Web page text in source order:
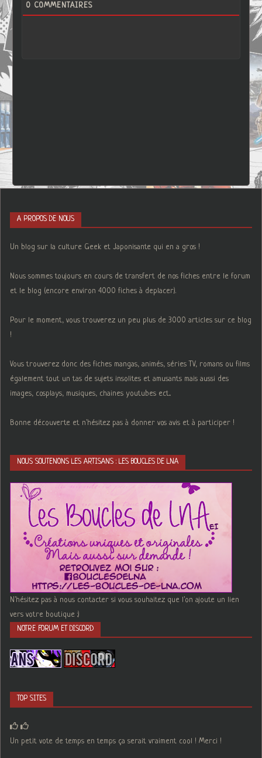
0 COMMENTAIRES
A PROPOS DE NOUS
Un blog sur la culture Geek et Japonisante qui en a gros !
Nous sommes toujours en cours de transfert de nos fiches entre le forum
et le blog (encore environ 4000 fiches à deplacer).
Pour le moment, vous trouverez un peu plus de 3000 articles sur ce blog
!
Vous trouverez donc des fiches mangas, animés, séries TV, romans ou films
également tout un tas de sujets insolites et amusants mais aussi des
images, cosplays, musiques, chaines youtubes ect...
Bonne découverte et n'hésitez pas à donner vos avis et à participer !
NOUS SOUTENONS LES ARTISANS : LES BOUCLES DE LNA
N'hésitez pas à nous contacter si vous souhaitez que l'on ajoute un lien
vers votre boutique :)
NOTRE FORUM ET DISCORD
TOP SITES
Un petit vote de temps en temps ça serait vraiment cool ! Merci !